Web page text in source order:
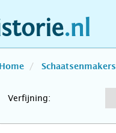
Home Schaatsenmakers
Verfijning: